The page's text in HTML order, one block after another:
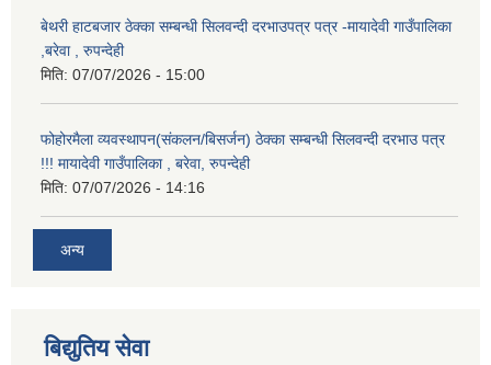
बेथरी हाटबजार ठेक्का सम्बन्धी सिलवन्दी दरभाउपत्र पत्र -मायादेवी गाउँपालिका
,बरेवा , रुपन्देही
मिति: 07/07/2026 - 15:00
फोहोरमैला व्यवस्थापन(संकलन/बिसर्जन) ठेक्का सम्बन्धी सिलवन्दी दरभाउ पत्र
!!! मायादेवी गाउँपालिका , बरेवा, रुपन्देही
मिति: 07/07/2026 - 14:16
अन्य
बिद्युतिय सेवा